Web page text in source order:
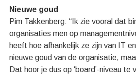
Nieuwe goud
Pim Takkenberg: “Ik zie vooral dat
organisaties men op
heeft hoe afhankelijk ze zijn van IT
nieuwe goud van de organisatie,
Dat hoor je dus op ‘board’-niveau te